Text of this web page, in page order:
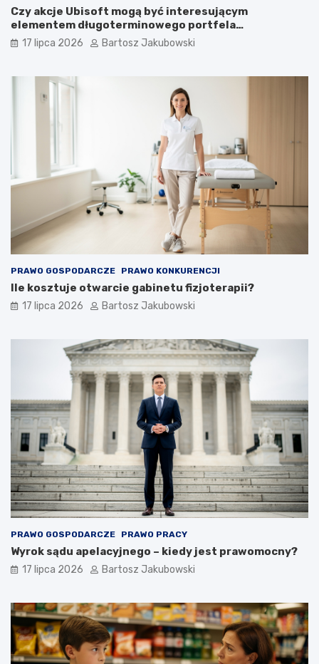
Czy akcje Ubisoft mogą być interesującym
elementem długoterminowego portfela
inwestycyjnego?
17 lipca 2026 Bartosz Jakubowski
PRAWO GOSPODARCZE PRAWO KONKURENCJI
Ile kosztuje otwarcie gabinetu fizjoterapii?
17 lipca 2026 Bartosz Jakubowski
PRAWO GOSPODARCZE PRAWO PRACY
Wyrok sądu apelacyjnego – kiedy jest prawomocny?
17 lipca 2026 Bartosz Jakubowski